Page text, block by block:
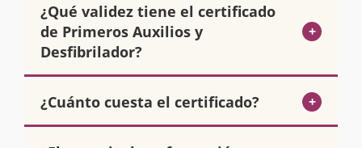
¿Qué validez tiene el certificado
de Primeros Auxilios y
Desfibrilador?
+
Desfibriladorde Damito Formación tiene
validez en todo el territorio nacional. La
¿Cuánto cuesta el certificado? +